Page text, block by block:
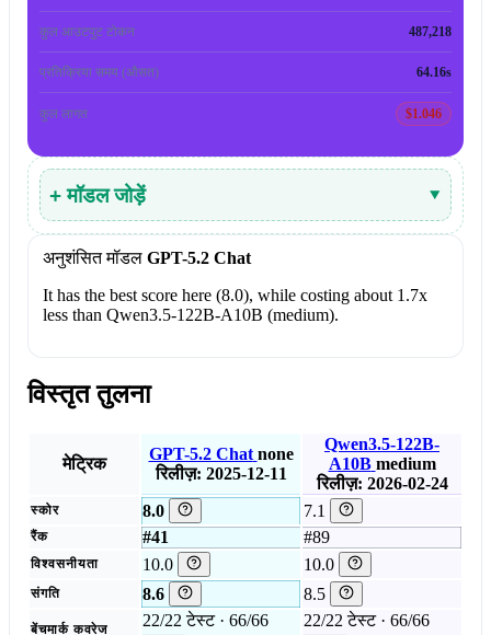
कुल आउटपुट टोकन 487,218
प्रतिक्रिया समय (औसत) 64.16s
कुल लागत $1.046
+ मॉडल जोड़ें ▾
अनुशंसित मॉडल GPT-5.2 Chat
It has the best score here (8.0), while costing about 1.7x
less than Qwen3.5-122B-A10B (medium).
विस्तृत तुलना
मेट्रिक
GPT-5.2 Chat none
रिलीज़: 2025-12-11
Qwen3.5-122B-
A10B medium
रिलीज़: 2026-02-24
स्कोर 8.0 7.1
रैंक #41 #89
विश्वसनीयता 10.0 10.0
संगति 8.6 8.5
बेंचमार्क कवरेज
22/22 टेस्ट · 66/66
22/22 टेस्ट · 66/66